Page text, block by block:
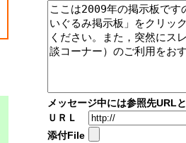
メッセージ中には参照先URL
ＵＲＬ
添付File